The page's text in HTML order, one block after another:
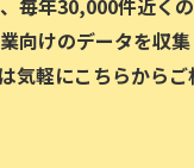
向けのデータを収
気軽にこちらからご